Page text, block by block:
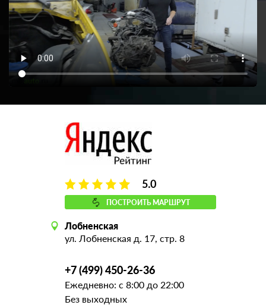
5.0
ПОСТРОИТЬ МАРШРУТ
Лобненская
ул. Лобненская д. 17, стр. 8
+7 (499) 450-26-36
Ежедневно: с 8:00 до 22:00
Без выходных